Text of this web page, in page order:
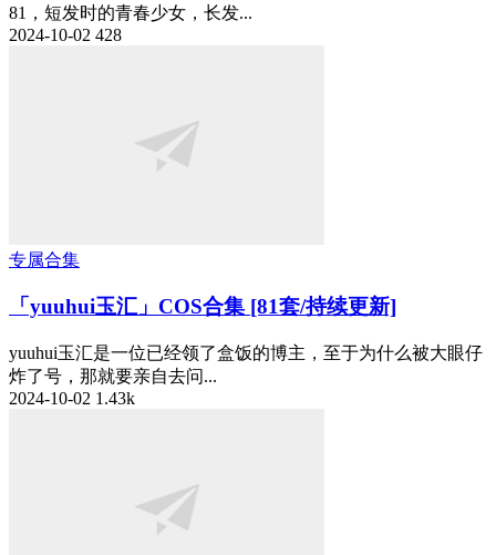
81，短发时的青春少女，长发...
2024-10-02 428
专属合集
「yuuhui玉汇」COS合集 [81套/持续更新]
yuuhui玉汇是一位已经领了盒饭的博主，至于为什么被大眼仔
炸了号，那就要亲自去问...
2024-10-02 1.43k